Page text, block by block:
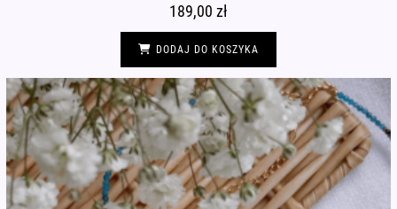
189,00 zł
DODAJ DO KOSZYKA